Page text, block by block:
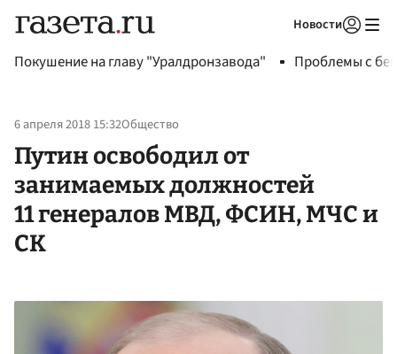
Новости
Покушение на главу "Уралдронзавода" Проблемы с
6 апреля 2018 15:32Общество
Путин освободил от
занимаемых должностей
11 генералов МВД, ФСИН, МЧС и
СК